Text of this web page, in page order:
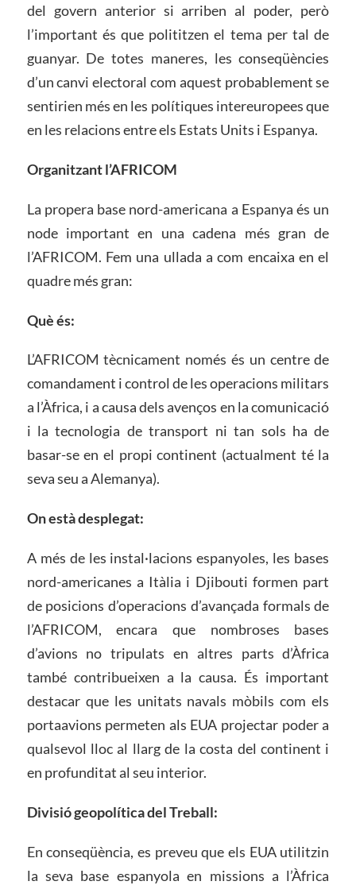
del govern anterior si arriben al poder, però
l’important és que polititzen el tema per tal de
guanyar. De totes maneres, les conseqüències
d’un canvi electoral com aquest probablement se
sentirien més en les polítiques intereuropees que
en les relacions entre els Estats Units i Espanya.
Organitzant l’AFRICOM
La propera base nord-americana a Espanya és un
node important en una cadena més gran de
l’AFRICOM. Fem una ullada a com encaixa en el
quadre més gran:
Què és:
L’AFRICOM tècnicament només és un centre de
comandament i control de les operacions militars
a l’Àfrica, i a causa dels avenços en la comunicació
i la tecnologia de transport ni tan sols ha de
basar-se en el propi continent (actualment té la
seva seu a Alemanya).
On està desplegat:
A més de les instal·lacions espanyoles, les bases
nord-americanes a Itàlia i Djibouti formen part
de posicions d’operacions d’avançada formals de
l’AFRICOM, encara que nombroses bases
d’avions no tripulats en altres parts d’Àfrica
també contribueixen a la causa. És important
destacar que les unitats navals mòbils com els
portaavions permeten als EUA projectar poder a
qualsevol lloc al llarg de la costa del continent i
en profunditat al seu interior.
Divisió geopolítica del Treball:
En conseqüència, es preveu que els EUA utilitzin
la seva base espanyola en missions a l’Àfrica